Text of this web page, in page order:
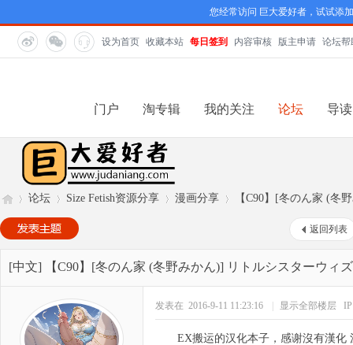
您经常访问 巨大爱好者，试试添
设为首页 收藏本站 每日签到 内容审核 版主申请 论坛帮
门户 淘专辑 我的关注 论坛 导读
巨 »
论坛
›
Size Fetish资源分享
›
漫画分享
›
【C90】[冬のん家 (冬
返回列表
[中文] 【C90】[冬のん家 (冬野みかん)] リトルシスターウィ
发表在 2016-9-11 11:23:16 显示全部楼层
EX搬运的汉化本子，感谢沒有漢化